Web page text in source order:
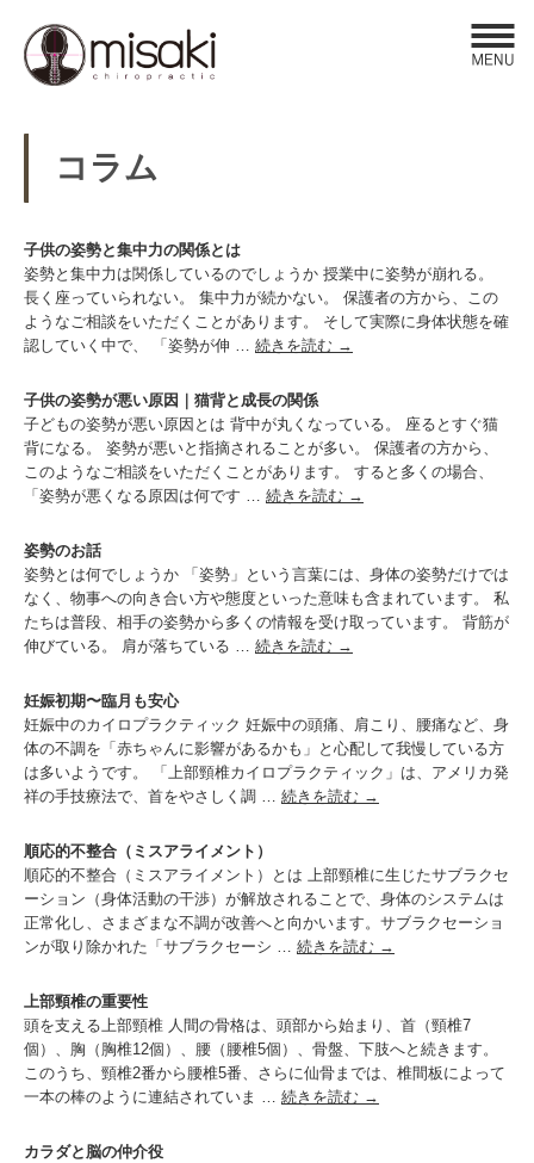
Click​
コラム
子供の姿勢と集中力の関係とは
姿勢と集中力は関係しているのでしょうか 授業中に姿勢が崩れる。
長く座っていられない。 集中力が続かない。 保護者の方から、この
ようなご相談をいただくことがあります。 そして実際に身体状態を確
認していく中で、 「姿勢が伸 … 続きを読む →
子供の姿勢が悪い原因｜猫背と成長の関係
子どもの姿勢が悪い原因とは 背中が丸くなっている。 座るとすぐ猫
背になる。 姿勢が悪いと指摘されることが多い。 保護者の方から、
このようなご相談をいただくことがあります。 すると多くの場合、
「姿勢が悪くなる原因は何です … 続きを読む →
姿勢のお話
姿勢とは何でしょうか 「姿勢」という言葉には、身体の姿勢だけでは
なく、物事への向き合い方や態度といった意味も含まれています。 私
たちは普段、相手の姿勢から多くの情報を受け取っています。 背筋が
伸びている。 肩が落ちている … 続きを読む →
妊娠初期〜臨月も安心
妊娠中のカイロプラクティック 妊娠中の頭痛、肩こり、腰痛など、身
体の不調を「赤ちゃんに影響があるかも」と心配して我慢している方
は多いようです。 「上部頸椎カイロプラクティック」は、アメリカ発
祥の手技療法で、首をやさしく調 … 続きを読む →
順応的不整合（ミスアライメント）
順応的不整合（ミスアライメント）とは 上部頸椎に生じたサブラクセ
ーション（身体活動の干渉）が解放されることで、身体のシステムは
正常化し、さまざまな不調が改善へと向かいます。サブラクセーショ
ンが取り除かれた「サブラクセーシ … 続きを読む →
上部頸椎の重要性
頭を支える上部頸椎 人間の骨格は、頭部から始まり、首（頸椎7
個）、胸（胸椎12個）、腰（腰椎5個）、骨盤、下肢へと続きます。
このうち、頸椎2番から腰椎5番、さらに仙骨までは、椎間板によって
一本の棒のように連結されていま … 続きを読む →
カラダと脳の仲介役